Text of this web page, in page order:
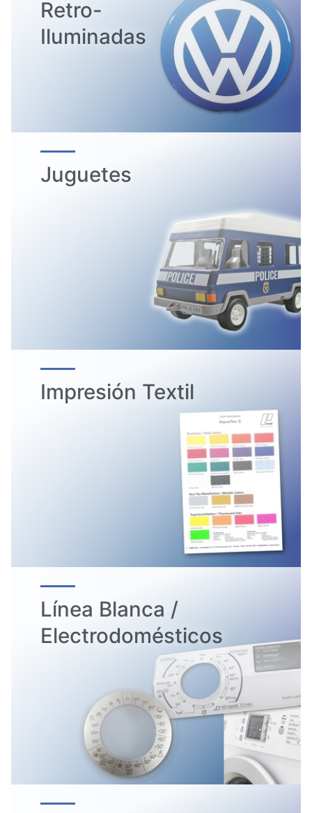
Retro-
Iluminadas
Juguetes
Impresión Textil
Línea Blanca /
Electrodomésticos